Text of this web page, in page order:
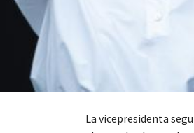
La vicepresidenta